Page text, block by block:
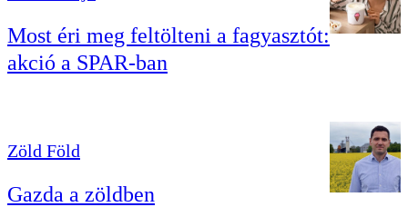
Most éri meg feltölteni a fagyasztót:
akció a SPAR-ban
Zöld Föld
Gazda a zöldben